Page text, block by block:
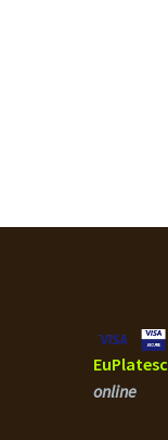
EuPlatesc
online